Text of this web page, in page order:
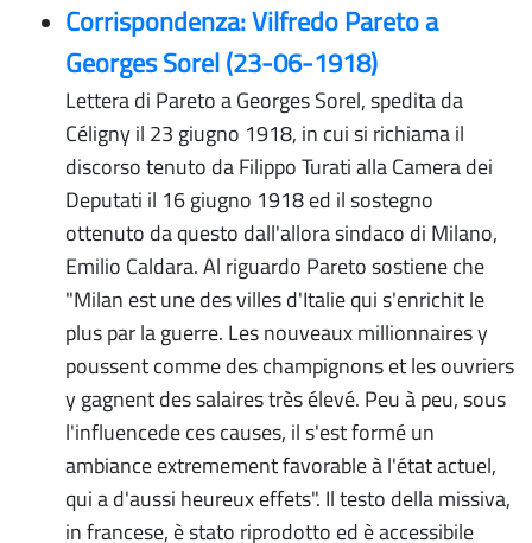
Corrispondenza: Vilfredo Pareto a
Georges Sorel (23-06-1918)
Lettera di Pareto a Georges Sorel, spedita da
Céligny il 23 giugno 1918, in cui si richiama il
discorso tenuto da Filippo Turati alla Camera dei
Deputati il 16 giugno 1918 ed il sostegno
ottenuto da questo dall'allora sindaco di Milano,
Emilio Caldara. Al riguardo Pareto sostiene che
"Milan est une des villes d'Italie qui s'enrichit le
plus par la guerre. Les nouveaux millionnaires y
poussent comme des champignons et les ouvriers
y gagnent des salaires très élevé. Peu à peu, sous
l'influencede ces causes, il s'est formé un
ambiance extremement favorable à l'état actuel,
qui a d'aussi heureux effets". Il testo della missiva,
in francese, è stato riprodotto ed è accessibile